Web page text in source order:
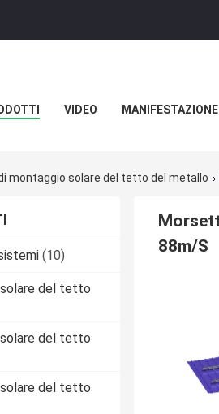
VIDEO
montaggio solare del tetto del metallo
(10)
del tetto
del tetto
del tetto
88m/S